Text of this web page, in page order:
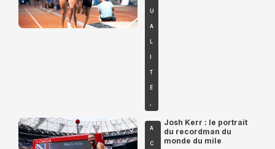
U
A
L
T
É
,
A
C
Josh Kerr : le portrait
du recordman du
monde du mile